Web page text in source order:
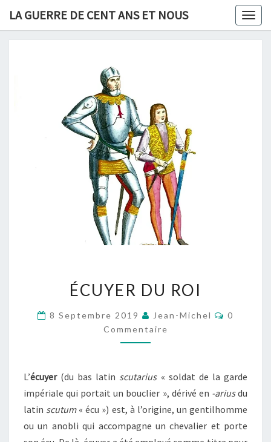
content
LA GUERRE DE CENT ANS ET NOUS
DU
ÉCUYER DU ROI
8 Septembre 2019 Jean-Michel
0
Commentaire
L’écuyer(du bas latin scutarius« soldat de la garde
impériale qui portait un bouclier », dérivé en -ariusdu
latin scutum« écu ») est, à l’origine, un gentilhomme
ou un anobli qui accompagne un chevalier et porte